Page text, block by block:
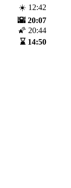
☀️ 12:42
🌇 20:07
🌠 20:44
⌛️ 14:50